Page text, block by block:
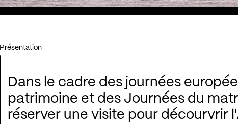
Présentation
Dans le cadre des journées
patrimoine et des Journées du
réserver une visite pour décourvrir